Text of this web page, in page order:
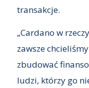
transakcje.
„Cardano w
zawsze
zbudować
ludzi, którzy go